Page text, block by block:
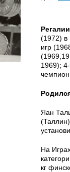
(1972) в
игр
1969);
Яан
На
кг